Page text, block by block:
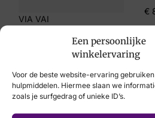
Een persoonlijke
winkelervaring
Voor de beste website-ervaring
hulpmiddelen. Hiermee slaan we
zoals je surfgedrag of unieke ID’s.
H
VIA VAI
€